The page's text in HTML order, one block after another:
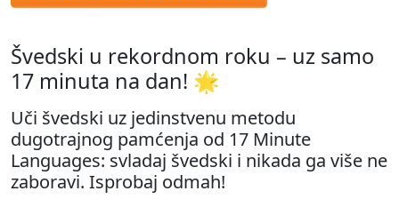
Švedski u rekordnom roku – uz samo
17 minuta na dan! 🌟
Uči švedski uz jedinstvenu metodu
dugotrajnog pamćenja od 17 Minute
Languages: svladaj švedski i nikada ga više ne
zaboravi. Isprobaj odmah!